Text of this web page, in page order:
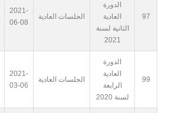
97
الدورة
العادية
الثانية لسنة
2021
الجلسات العادية
2021-
06-08
99
الدورة
العادية
الرابعة
لسنة 2020
الجلسات العادية
2021-
03-06